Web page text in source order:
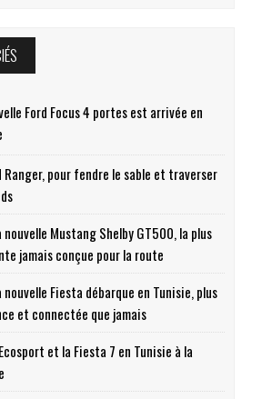
Ford Focus 4 portes est arrivée en
Ranger, pour fendre le sable et traverser
nouvelle Mustang Shelby GT500, la plus
jamais conçue pour la route
nouvelle Fiesta débarque en Tunisie, plus
et connectée que jamais
et la Fiesta 7 en Tunisie à la